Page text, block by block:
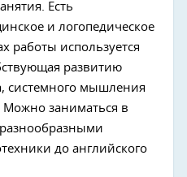
Есть
и логопедическое
работы используется
развитию
системного мышления
заниматься в
до английского